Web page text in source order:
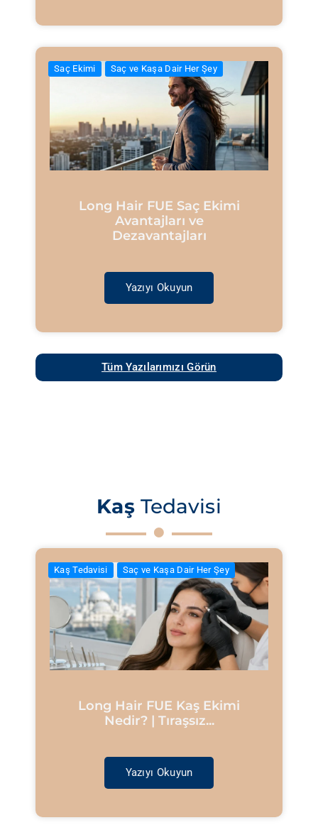
Saç Ekimi Saç ve Kaşa Dair Her Şey
Long Hair FUE Saç Ekimi
Avantajları ve
Dezavantajları
Yazıyı Okuyun
Tüm Yazılarımızı Görün
KaşTedavisi
Kaş Tedavisi Saç ve Kaşa Dair Her Şey
Long Hair FUE Kaş Ekimi
Nedir? | Tıraşsız...
Yazıyı Okuyun